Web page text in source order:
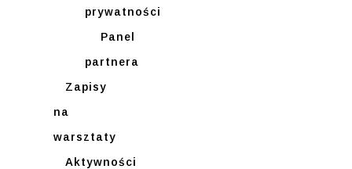
prywatności
Panel
partnera
Zapisy
na
warsztaty
Aktywności